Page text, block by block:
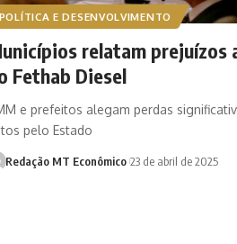
POLÍTICA E DESENVOLVIMENTO
relatam prejuízos
Fethab Diesel
e prefeitos alegam perdas
pelo Estado
Redação MT Econômico 23 de abril de 2025